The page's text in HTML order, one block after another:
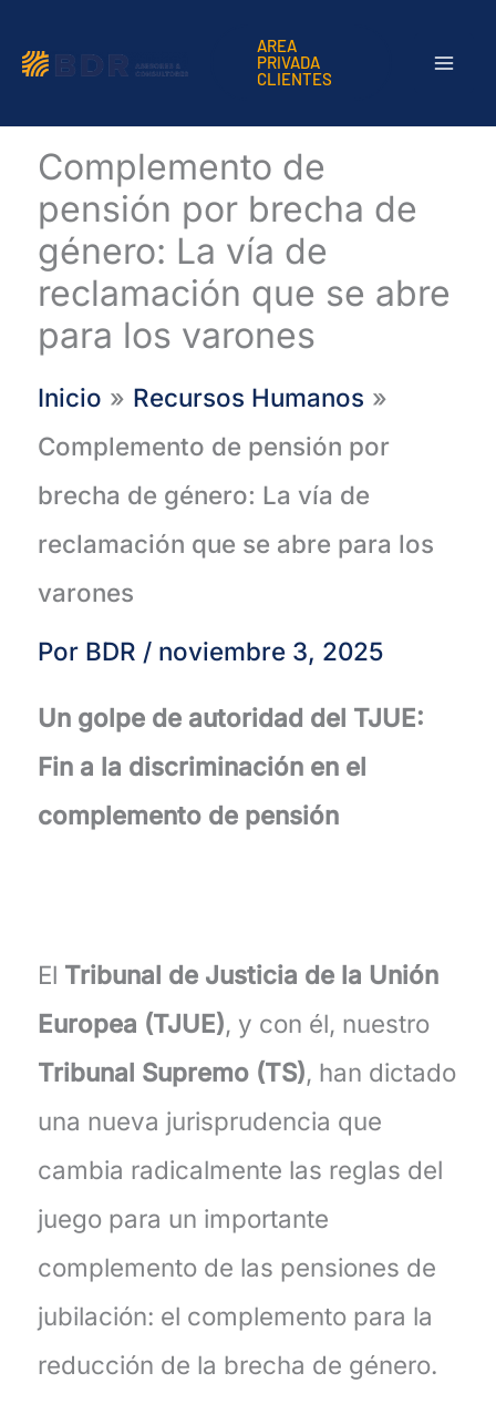
contenido
AREA
PRIVADA
CLIENTES
Complemento de
pensión por brecha de
género: La vía de
reclamación que se abre
para los varones
Inicio
Recursos Humanos
Complemento de pensión por
brecha de género: La vía de
reclamación que se abre para los
varones
Por BDR / noviembre 3, 2025
Un golpe de autoridad del TJUE:
Fin a la discriminación en el
complemento de pensión
El Tribunal de Justicia de la Unión
Europea (TJUE), y con él, nuestro
Tribunal Supremo (TS), han dictado
una nueva jurisprudencia que
cambia radicalmente las reglas del
juego para un importante
complemento de las pensiones de
jubilación: el complemento para la
reducción de la brecha de género.